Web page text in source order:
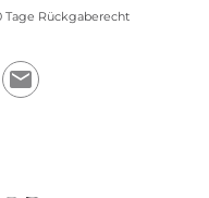
Tage Rückgaberecht